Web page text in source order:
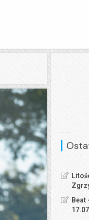
Beat